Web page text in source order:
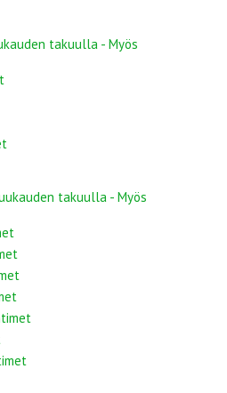
takuulla - Myös
takuulla - Myös